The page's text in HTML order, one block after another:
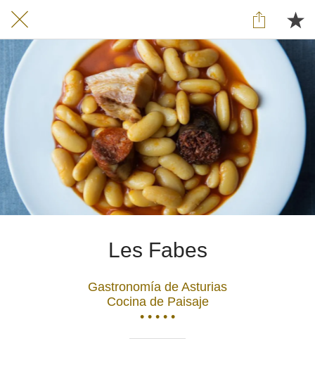
Les Fabes
Gastronomía de Asturias
Cocina de Paisaje
• • • • •